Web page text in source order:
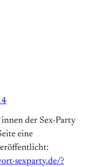
der Sex-Party
eine
sexparty.de/?